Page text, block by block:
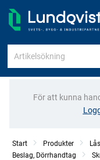
För att kunna
Start Produkter
Beslag, Dörrhandtag